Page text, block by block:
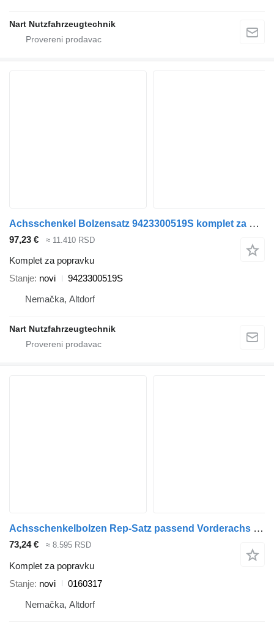
Nart Nutzfahrzeugtechnik
Achsschenkel Bolzensatz 9423300519S komplet za popravku za Mercedes-Benz kamiona
97,23 € ≈ 11.410 RSD
Komplet za popravku
Stanje novi
9423300519S
Nemačka, Altdorf
Nart Nutzfahrzeugtechnik
Achsschenkelbolzen Rep-Satz passend Vorderachs 0160317 komplet za popravku za MAN TGL TGM L2000 tegljača
73,24 € ≈ 8.595 RSD
Komplet za popravku
Stanje novi
0160317
Nemačka, Altdorf